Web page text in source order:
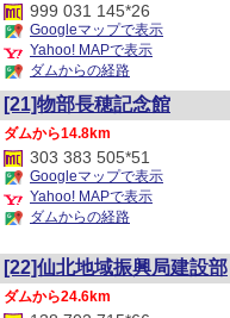
999 031 145*26
Googleマップで表示
Yahoo! MAPで表示
ダムからの経路
[21]物部長穂記念館
14.8km
303 383 505*51
Googleマップで表示
Yahoo! MAPで表示
ダムからの経路
[22]仙北地域振興局建設部
24.6km